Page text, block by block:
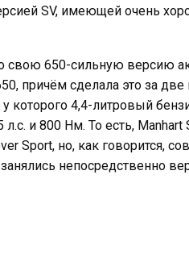
SV, имеющей очень
свою 650-сильную версию
причём сделала это за
которого 4,4-литровый
и 800 Нм. То есть, Manhart
Sport, но, как говорится,
непосредственно